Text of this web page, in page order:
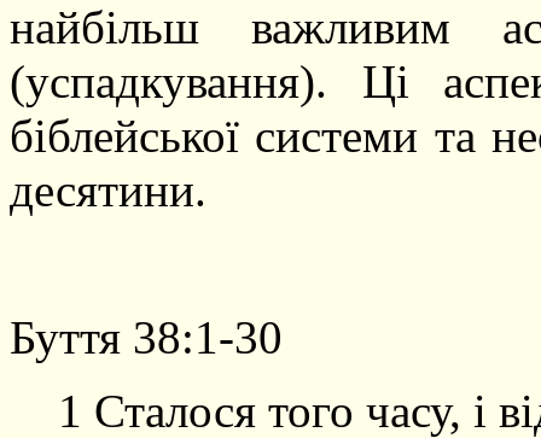
найбільш важливим
(успадкування). Ці
біблейської системи та
десятини.
Буття 38:1-30
1 Сталося того часу, і